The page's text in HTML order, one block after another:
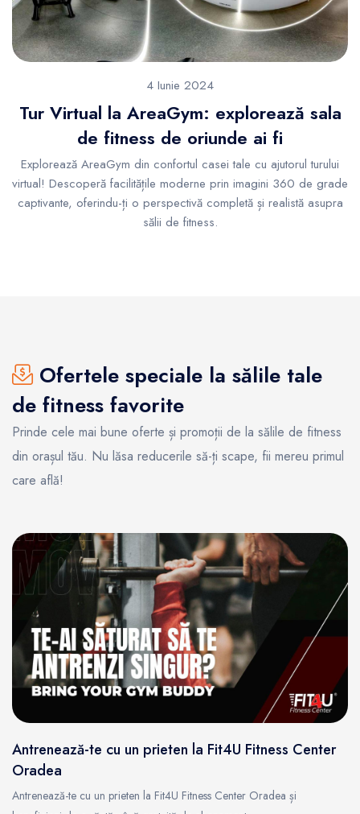
4 Iunie 2024
Tur Virtual la AreaGym: explorează sala
de fitness de oriunde ai fi
Explorează AreaGym din confortul casei tale cu ajutorul turului
virtual! Descoperă facilitățile moderne prin imagini 360 de grade
captivante, oferindu-ți o perspectivă completă și realistă asupra
sălii de fitness.
Ofertele speciale la sălile tale
de fitness favorite
Prinde cele mai bune oferte și promoții de la sălile de fitness
din orașul tău. Nu lăsa reducerile să-ți scape, fii mereu primul
care află!
Antrenează-te cu un prieten la Fit4U Fitness Center
Oradea
Antrenează-te cu un prieten la Fit4U Fitness Center Oradea și